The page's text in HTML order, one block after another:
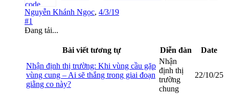
Nguyễn Khánh Ngọc, 4/3/19
#1
Đang tải...
Bài viết tương tự Diễn đàn
Date
Nhận định thị trường: Khi vùng cầu gặp
vùng cung – Ai sẽ thắng trong giai đoạn
giằng co này?
Nhận
định thị
trường
chung
22/10/25